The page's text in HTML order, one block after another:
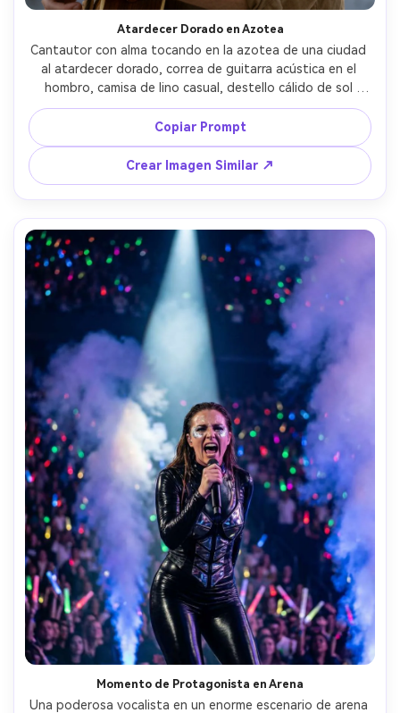
Atardecer Dorado en Azotea
Cantautor con alma tocando en la azotea de una ciudad
al atardecer dorado, correa de guitarra acústica en el
hombro, camisa de lino casual, destello cálido de sol
detrás, viento moviendo el cabello suavemente,
desenfoque de horizonte urbano, tomada con Canon
EOS R5 con lente 85mm f/1.8, plano medio corto, poros
naturales y reflejos suaves, colorización cálida de cine,
retrato editorial fotorrealista --ar 4:5
Copiar Prompt
Crear Imagen Similar ↗
Momento de Protagonista en Arena
Una poderosa vocalista en un enorme escenario de arena